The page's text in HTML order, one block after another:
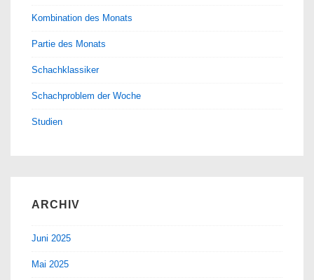
Kombination des Monats
Partie des Monats
Schachklassiker
Schachproblem der Woche
Studien
ARCHIV
Juni 2025
Mai 2025